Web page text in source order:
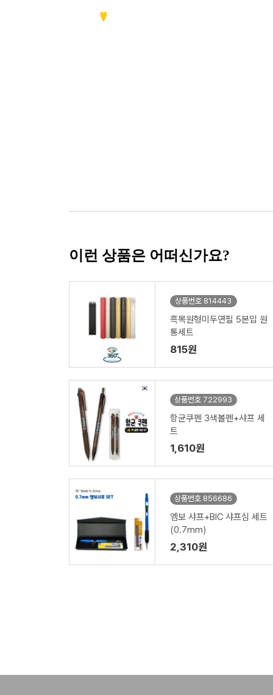
이런 상품은 어떠신가요?
상품번호 814443
흑목원형미두연필 5본입 원
통세트
815원
상품번호 722993
항균쿠펜 3색볼펜+샤프 세
트
1,610원
상품번호 856686
엠보 샤프+BIC 샤프심 세트
(0.7mm)
2,310원